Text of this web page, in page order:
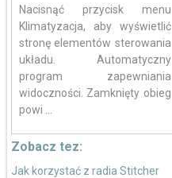
Nacisnąć przycisk menu
Klimatyzacja, aby wyświetlić
stronę elementów sterowania
układu. Automatyczny
program zapewniania
widoczności. Zamknięty obieg
powi ...
Zobacz tez:
Jak korzystać z radia Stitcher